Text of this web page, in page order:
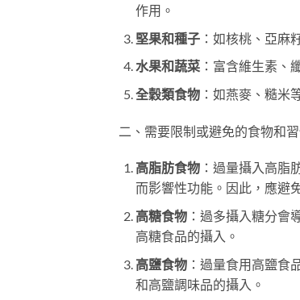
作用。
堅果和種子：如核桃、亞麻
水果和蔬菜：富含維生素、
全穀類食物：如燕麥、糙米
二、需要限制或避免的食物和習
高脂肪食物：過量攝入高脂
而影響性功能。因此，應避
高糖食物：過多攝入糖分會
高糖食品的攝入。
高鹽食物：過量食用高鹽食
和高鹽調味品的攝入。